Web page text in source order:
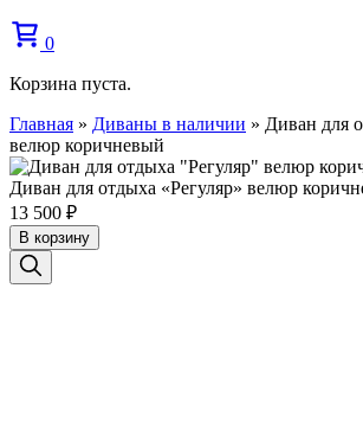
0
Корзина пуста.
Главная » Диваны в наличии » Диван для
велюр коричневый
Диван для отдыха «Регуляр» велюр
13 500 ₽
В корзину